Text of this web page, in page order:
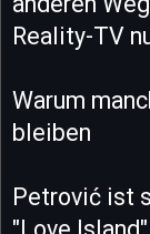
Reality-TV
Warum
bleiben
Petrović ist